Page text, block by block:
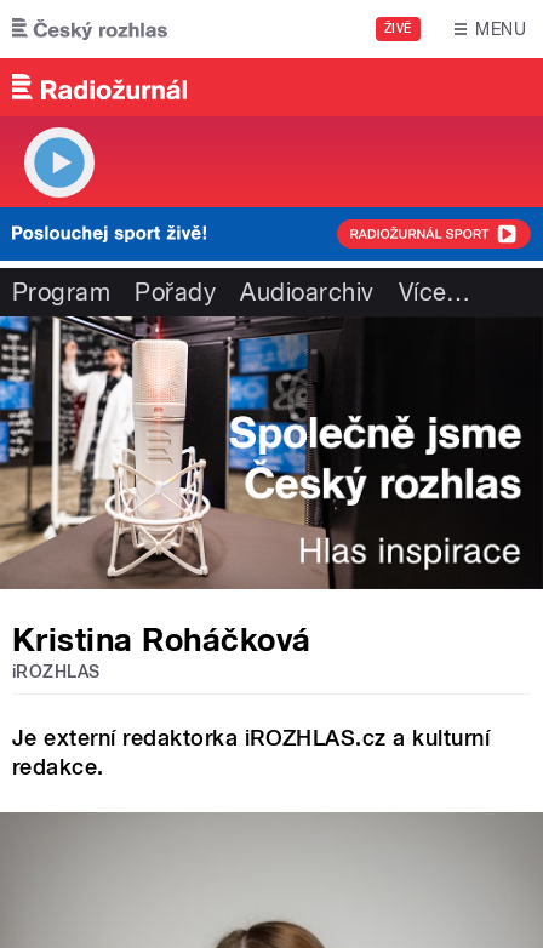
Přejít k hlavnímu obsahu
ŽIVĚ MENU
Program Pořady Audioarchiv Více…
Kristina Roháčková
iROZHLAS
Je externí redaktorka iROZHLAS.cz a kulturní
redakce.